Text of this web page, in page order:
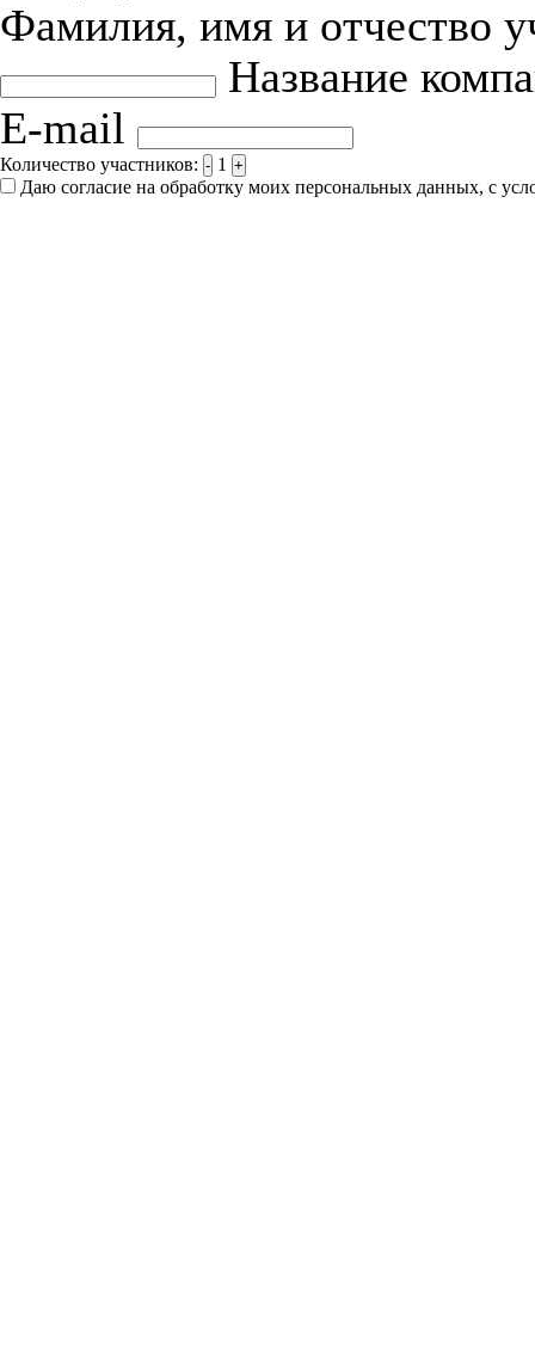
Фамилия, имя и отчество
Название
E-mail
Количество участников: - 1 +
Даю согласие на обработку моих персональных данных, с